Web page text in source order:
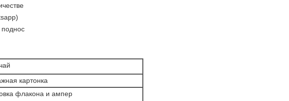
картонка
флакона и ампер